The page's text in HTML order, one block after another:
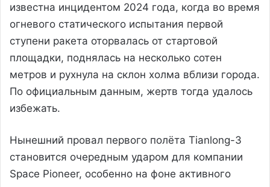
известна инцидентом 2024 года, когда во время
огневого статического испытания первой
ступени ракета оторвалась от стартовой
площадки, поднялась на несколько сотен
метров и рухнула на склон холма вблизи города.
По официальным данным, жертв тогда удалось
избежать.
Нынешний провал первого полёта Tianlong-3
становится очередным ударом для компании
Space Pioneer, особенно на фоне активного